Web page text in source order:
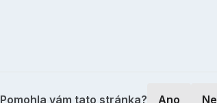
Pomohla vám tato stránka? Ano Ne